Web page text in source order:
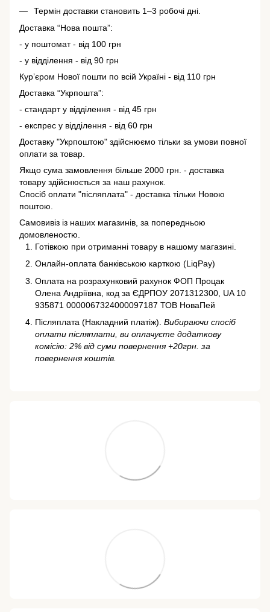
Термін доставки становить 1–3 робочі дні.
Доставка “Нова пошта”:
- у поштомат - від 100 грн
- у відділення - від 90 грн
Кур’єром Нової пошти по всій Україні - від 110 грн
Доставка “Укрпошта”:
- стандарт у відділення - від 45 грн
- експрес у відділення - від 60 грн
Доставку "Укрпоштою" здійснюємо тільки за умови повної
оплати за товар.
Якщо сума замовлення більше 2000 грн. - доставка
товару здійснюється за наш рахунок.
Спосіб оплати "післяплата" - доставка тільки Новою
поштою.
Самовивіз із наших магазинів, за попередньою
домовленостю.
Готівкою при отриманні товару в нашому магазині.
Онлайн-оплата банківською карткою (LiqPay)
Оплата на розрахунковий рахунок ФОП Процак
Олена Андріївна, код за ЄДРПОУ 2071312300, UA 10
935871 0000067324000097187 ТОВ НоваПей
Післяплата (Накладний платіж). Вибираючи спосіб
оплати післяплати, ви оплачуєте додаткову
комісію: 2% від суми повернення +20грн. за
повернення коштів.